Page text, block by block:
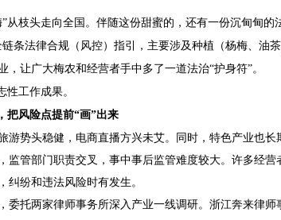
”从枝头走向全国。伴随这份甜蜜的，还有一份沉甸甸的
条法律合规（风控）指引，主要涉及种植（杨梅、油
让广大梅农和经营者手中多了一道法治“护身符”。
性工作成果。
把风险点提前“画”出来
游势头稳健，电商直播方兴未艾。同时，特色产业也长
监管部门职责交叉，事中事后监管难度较大。许多经营
纷和违法风险时有发生。
委托两家律师事务所深入产业一线调研。浙江奔来律师